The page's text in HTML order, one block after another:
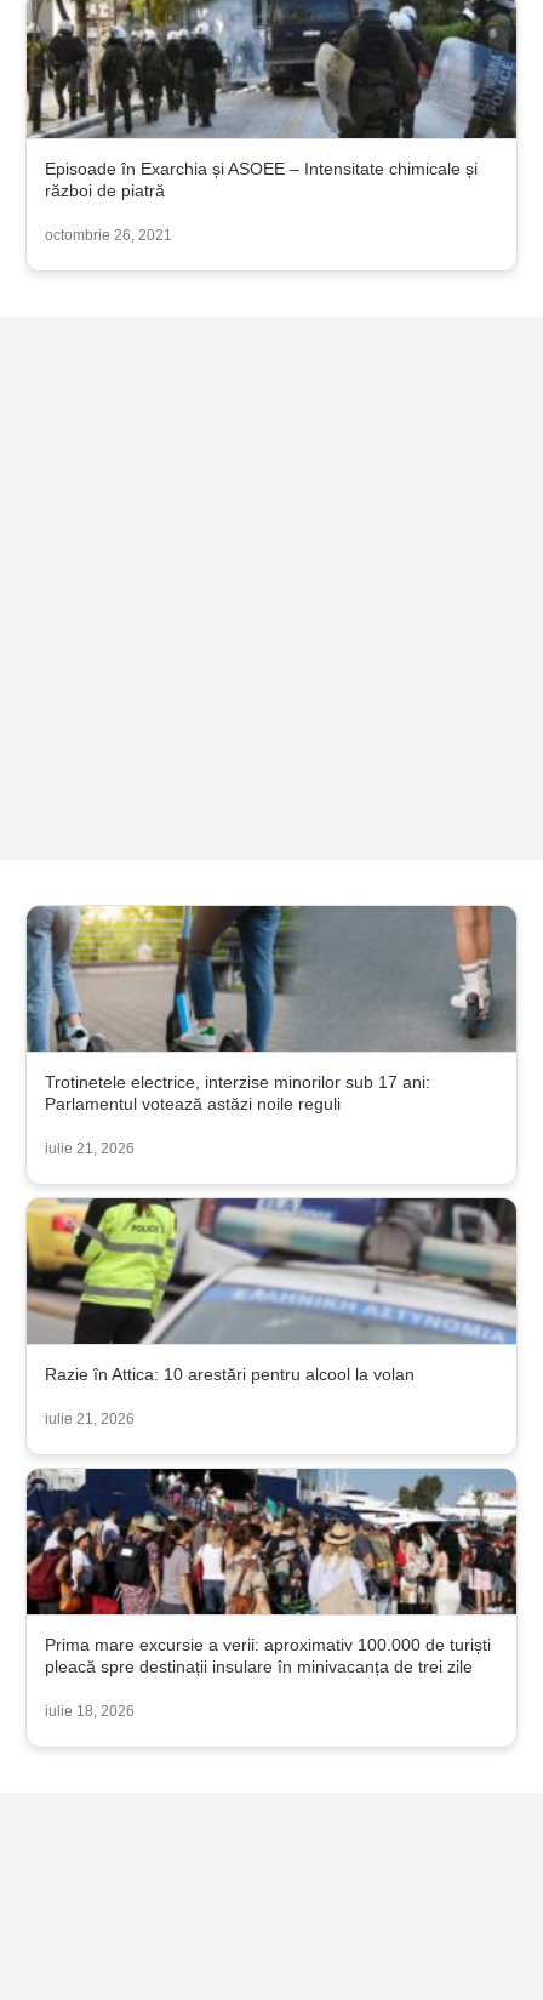
Episoade în Exarchia și ASOEE – Intensitate chimicale și
război de piatră
octombrie 26, 2021
Trotinetele electrice, interzise minorilor sub 17 ani:
Parlamentul votează astăzi noile reguli
iulie 21, 2026
Razie în Attica: 10 arestări pentru alcool la volan
iulie 21, 2026
Prima mare excursie a verii: aproximativ 100.000 de turiști
pleacă spre destinații insulare în minivacanța de trei zile
iulie 18, 2026